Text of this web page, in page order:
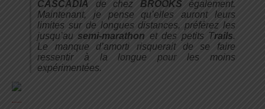
CASCADIA
de chez BROOKS également.
Maintenant, je pense qu’elles auront leurs
limites sur de longues distances, préférez les
jusqu’ausemi-marathon et des petits Trails.
Le manque d’amorti risquerait de se faire
ressentir à la longue pour les moins
expérimentées.